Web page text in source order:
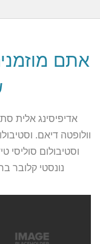
אתם
אדיפיסינג אלית
וולופטה דיאם.
וסטיבולום סוליסי
נונסטי קלובר